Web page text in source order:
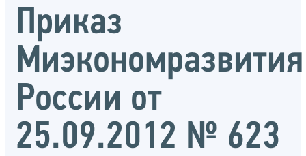
Приказ
Миэкономразвития
России от
25.09.2012 № 623